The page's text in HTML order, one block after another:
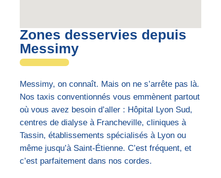
Zones desservies depuis
Messimy
Messimy, on connaît. Mais on ne s’arrête pas là.
Nos taxis conventionnés vous emmènent partout
où vous avez besoin d’aller : Hôpital Lyon Sud,
centres de dialyse à Francheville, cliniques à
Tassin, établissements spécialisés à Lyon ou
même jusqu’à Saint-Étienne. C’est fréquent, et
c’est parfaitement dans nos cordes.